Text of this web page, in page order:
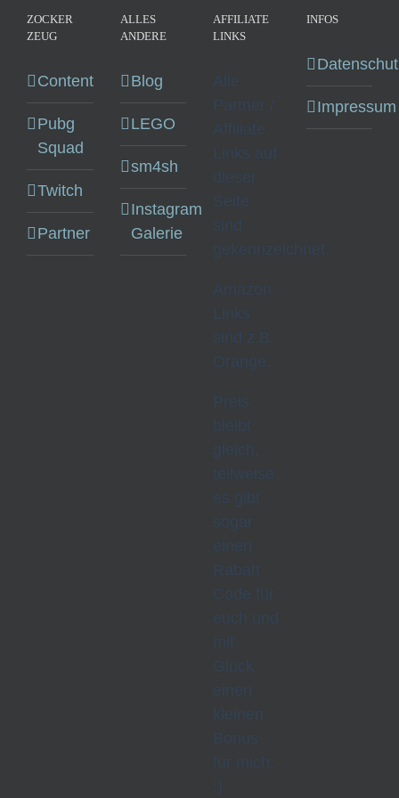
ZOCKER
ZEUG
Content
Pubg
Squad
Twitch
Partner
ALLES
ANDERE
Blog
LEGO
sm4sh
Instagram
Galerie
AFFILIATE
LINKS
Alle
Partner /
Affiliate
Links auf
dieser
Seite
sind
gekennzeichnet.
Amazon
Links
sind z.B.
Orange.
Preis
bleibt
gleich,
teilweise
es gibt
sogar
einen
Rabatt
Code für
euch und
mit
Glück
einen
kleinen
Bonus
für mich.
:)
INFOS
Impressum